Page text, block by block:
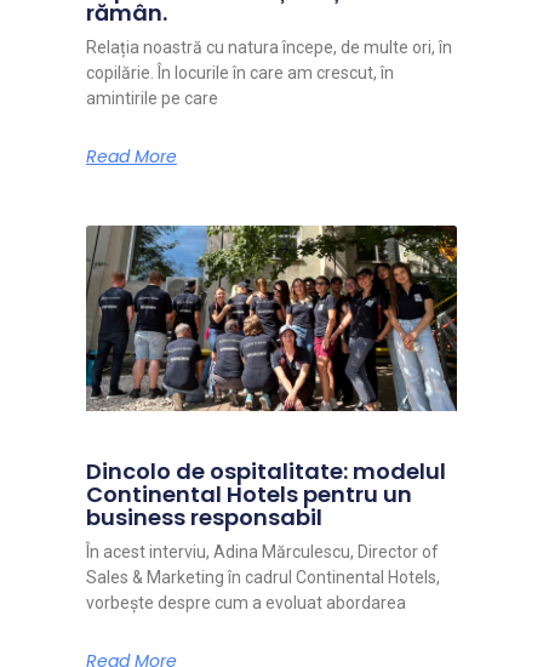
rămân.
Relația noastră cu natura începe, de multe ori, în
copilărie. În locurile în care am crescut, în
amintirile pe care
Read More
Dincolo de ospitalitate: modelul
Continental Hotels pentru un
business responsabil
În acest interviu, Adina Mărculescu, Director of
Sales & Marketing în cadrul Continental Hotels,
vorbește despre cum a evoluat abordarea
Read More